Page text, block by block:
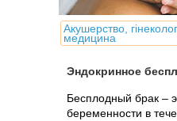
Акушерство,
медицина
Эндокринное
Бесплодный брак –
беременности в